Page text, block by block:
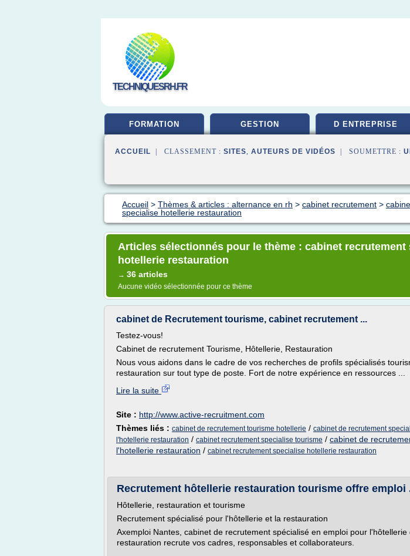
TECHNIQUESRH.FR
FORMATION GESTION D ENTREPRISE
ACCUEIL | CLASSEMENT : SITES, AUTEURS DE VIDÉOS | SOUMETTRE :
Accueil > Thèmes & articles : alternance en rh > cabinet recrutement >
specialise hotellerie restauration
Articles sélectionnés pour le thème : cabinet recrutement
hotellerie restauration
→ 36 articles
Aucune vidéo sélectionnée pour ce thème
cabinet de Recrutement tourisme, cabinet recrutement ...
Testez-vous!
Cabinet de recrutement Tourisme, Hôtellerie, Restauration
Nous vous aidons dans le cadre de vos recherches de profils spécialisés
restauration sur tout type de poste. Fort de notre expérience en ressources ...
Lire la suite
Site : http://www.active-recruitment.com
Thèmes liés : cabinet de recrutement tourisme hotellerie / cabinet de recrutement
l'hotellerie restauration / cabinet recrutement specialise tourisme / cabinet de
l'hotellerie restauration / cabinet recrutement specialise hotellerie restauration
Recrutement hôtellerie restauration tourisme offre emploi
Hôtellerie, restauration et tourisme
Recrutement spécialisé pour l'hôtellerie et la restauration
Axemploi Nantes, cabinet de recrutement spécialisé en emploi pour l'hôtellerie
restauration recrute vos cadres, responsables et collaborateurs.